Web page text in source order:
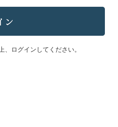
、ログインしてください。